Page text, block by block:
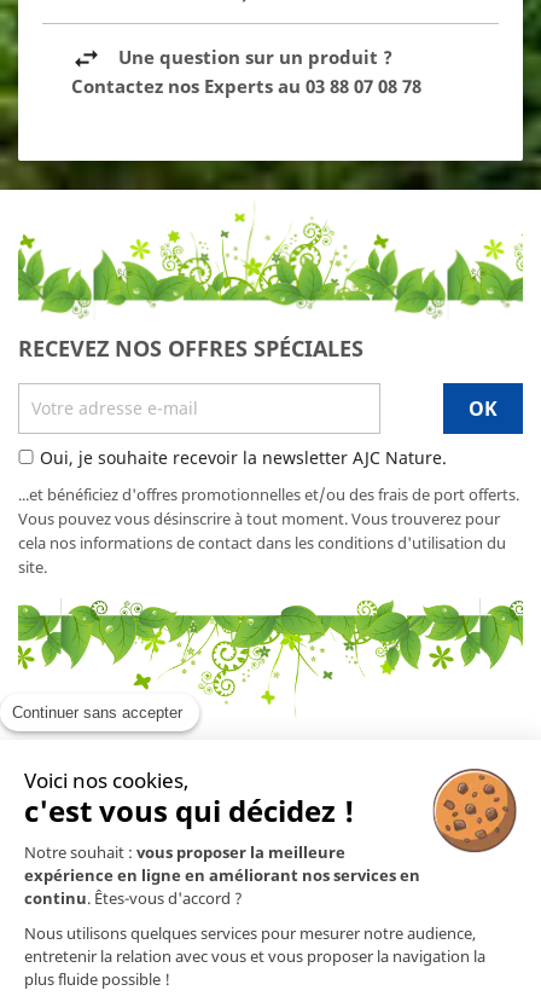
Continuer sans accepter
Voici nos cookies,
c'est vous qui décidez !
Notre souhait : vous proposer la meilleure
expérience en ligne en améliorant nos services en
continu. Êtes-vous d'accord ?
Nous utilisons quelques services pour mesurer notre audience,
entretenir la relation avec vous et vous proposer la navigation la
plus fluide possible !
Une question sur un produit ?
Contactez nos Experts au 03 88 07 08 78
RECEVEZ NOS OFFRES SPÉCIALES
Oui, je souhaite recevoir la newsletter AJC Nature.
...et bénéficiez d'offres promotionnelles et/ou des frais de port offerts.
Vous pouvez vous désinscrire à tout moment. Vous trouverez pour
cela nos informations de contact dans les conditions d'utilisation du
site.
En savoir plus 
Mentions légales
Nos produits
Contact